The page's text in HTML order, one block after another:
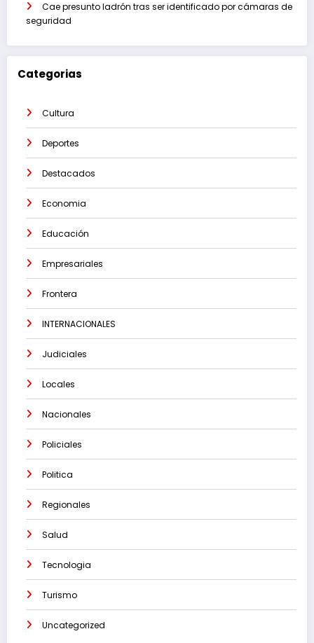
Cae presunto ladrón tras ser identificado por cámaras de
seguridad
Categorias
Cultura
Deportes
Destacados
Economia
Educación
Empresariales
Frontera
INTERNACIONALES
Judiciales
Locales
Nacionales
Policiales
Politica
Regionales
Salud
Tecnologia
Turismo
Uncategorized